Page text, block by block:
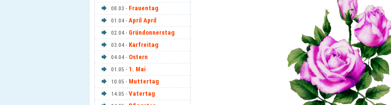
08.03 - Frauentag
01.04 - April April
02.04 - Gründonnerstag
03.04 - Karfreitag
04.04 - Ostern
01.05 - 1. Mai
10.05 - Muttertag
14.05 - Vatertag